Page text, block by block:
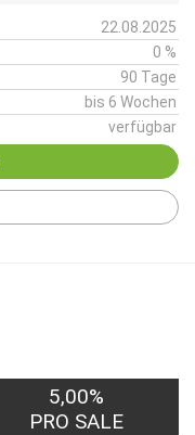
22.08.2025
0 %
90 Tage
bis 6 Wochen
verfügbar
5,00%
PRO SALE